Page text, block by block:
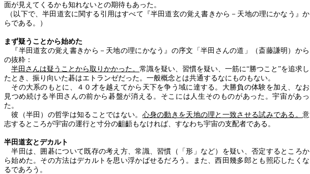
面が見えてくるかも知れないとの期待もあった。
（以下で、半田道玄に関する引用はすべて 『半田道玄の覚え書きから－天地の理にかなう 』か
らである。）
まず疑うことから始めた
『 半田道玄の覚え書きから－天地の理にかなう 』の序文「半田さんの道」（斎藤謙明）から
の抜粋：
半田さんは疑うことから取りかかった。 常識を疑い、習慣を疑い、一筋に“勝つこと”を追求し
たとき、振り向いた碁はエトランゼだった。一般概念とは共通するなにものもない。
その大系のもとに、４０才を越えてから天下を争う域に達する。大勝負の体験を加え、なお
見つめ続ける半田さんの前から碁盤が消える。そこには人生そのものがあった。宇宙があっ
た。
彼（半田）の哲学は知ることではない。 心身の動きを天地の理と一致させる試みである。意
志するところが宇宙の運行と寸分の齟齬もなければ、すなわち宇宙の支配者である。
半田道玄とデカルト
半田は、囲碁について既存の考え方、常識、習慣（「形」など）を疑い、否定するところか
ら始めた。その方法はデカルトを思い浮かばせるだろう。また、西田幾多郎とも照応したくな
るであろう。